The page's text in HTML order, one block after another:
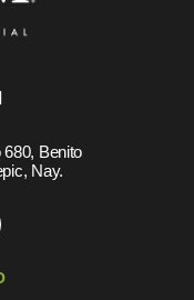
Benito
Nay.